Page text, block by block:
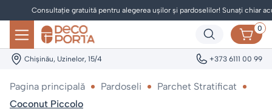
Consultație gratuită pentru alegerea ușilor și pardoselilor! Sunați chiar
0
Chișinău, Uzinelor, 15/4 +373 6111 00 99
Pagina principală Pardoseli
Parchet Stratificat
Coconut Piccolo